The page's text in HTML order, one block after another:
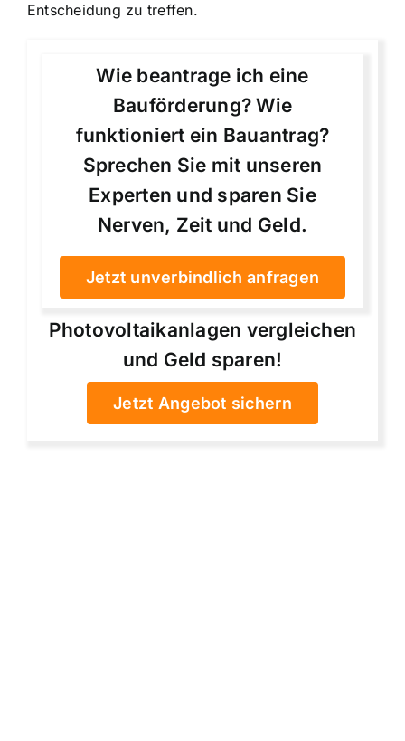
Entscheidung zu treffen.
Wie beantrage ich eine
Bauförderung? Wie
funktioniert ein Bauantrag?
Sprechen Sie mit unseren
Experten und sparen Sie
Nerven, Zeit und Geld.
Jetzt unverbindlich anfragen
Photovoltaikanlagen vergleichen
und Geld sparen!
Jetzt Angebot sichern